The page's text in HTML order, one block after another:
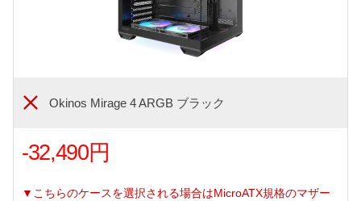
Okinos Mirage 4 ARGB ブラック
-32,490円
▼こちらのケースを選択される場合はMicroATX規格のマザー